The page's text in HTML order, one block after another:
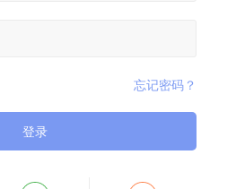
忘记密码？
登录